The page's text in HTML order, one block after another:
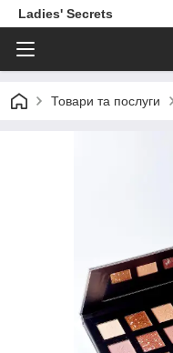
Ladies' Secrets
Товари та послуги